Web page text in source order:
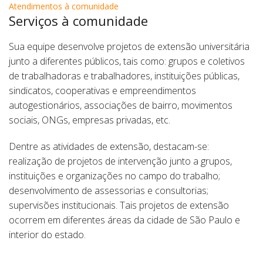
Atendimentos à comunidade
Serviços à comunidade
Sua equipe desenvolve projetos de extensão universitária
junto a diferentes públicos, tais como: grupos e coletivos
de trabalhadoras e trabalhadores, instituições públicas,
sindicatos, cooperativas e empreendimentos
autogestionários, associações de bairro, movimentos
sociais, ONGs, empresas privadas, etc.
Dentre as atividades de extensão, destacam-se:
realização de projetos de intervenção junto a grupos,
instituições e organizações no campo do trabalho;
desenvolvimento de assessorias e consultorias;
supervisões institucionais. Tais projetos de extensão
ocorrem em diferentes áreas da cidade de São Paulo e
interior do estado.